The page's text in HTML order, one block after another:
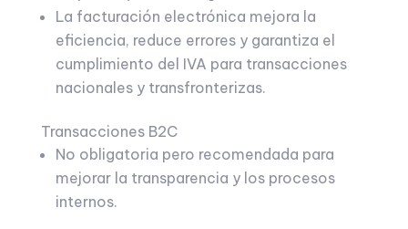
La facturación electrónica mejora la
eficiencia, reduce errores y garantiza el
cumplimiento del IVA para transacciones
nacionales y transfronterizas.
Transacciones B2C
No obligatoria pero recomendada para
mejorar la transparencia y los procesos
internos.